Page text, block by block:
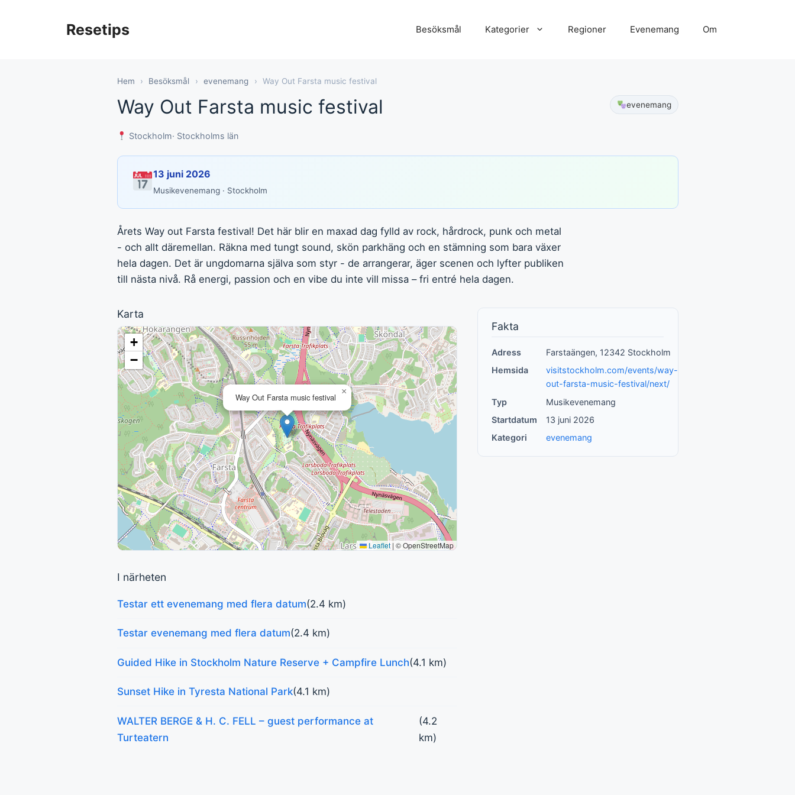
Resetips Besöksmål Kategorier Regioner Evenemang Om
Hem › Besöksmål › evenemang › Way Out Farsta music festival
Way Out Farsta music festival evenemang
Stockholm· Stockholms län
13 juni 2026
Musikevenemang · Stockholm
Årets Way out Farsta festival! Det här blir en maxad dag fylld av rock, hårdrock, punk och metal
- och allt däremellan. Räkna med tungt sound, skön parkhäng och en stämning som bara växer
hela dagen. Det är ungdomarna själva som styr - de arrangerar, äger scenen och lyfter publiken
till nästa nivå. Rå energi, passion och en vibe du inte vill missa – fri entré hela dagen.
Karta
Way Out Farsta music festival
×
+
−
Leaflet | © OpenStreetMap
I närheten
Testar ett evenemang med flera datum(2.4 km)
Testar evenemang med flera datum(2.4 km)
Guided Hike in Stockholm Nature Reserve + Campfire Lunch(4.1 km)
Sunset Hike in Tyresta National Park(4.1 km)
WALTER BERGE & H. C. FELL – guest performance at
Turteatern
(4.2
km)
Fakta
Adress
Farstaängen, 12342 Stockholm
Hemsida
visitstockholm.com/events/way-
out-farsta-music-festival/next/
Typ
Musikevenemang
Startdatum
13 juni 2026
Kategori
evenemang